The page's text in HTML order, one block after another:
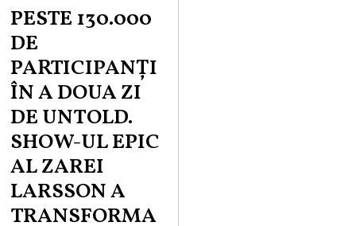
PESTE 130.000
DE
PARTICIPANȚI
ÎN A DOUA ZI
DE UNTOLD.
SHOW-UL EPIC
AL ZAREI
LARSSON A
TRANSFORMA